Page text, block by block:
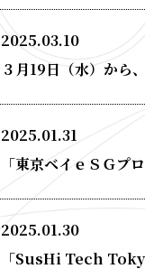
2025.03.10
３月19日（水）か
2025.01.31
「東京ベイｅＳＧ
2025.01.30
「SusHi Tech